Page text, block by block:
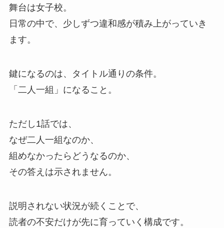
舞台は女子校。
日常の中で、少しずつ違和感が積み上がっていき
ます。
鍵になるのは、タイトル通りの条件。
「二人一組」になること。
ただし1話では、
なぜ二人一組なのか、
組めなかったらどうなるのか、
その答えは示されません。
説明されない状況が続くことで、
読者の不安だけが先に育っていく構成です。